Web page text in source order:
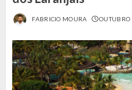
FABRICIO MOURA